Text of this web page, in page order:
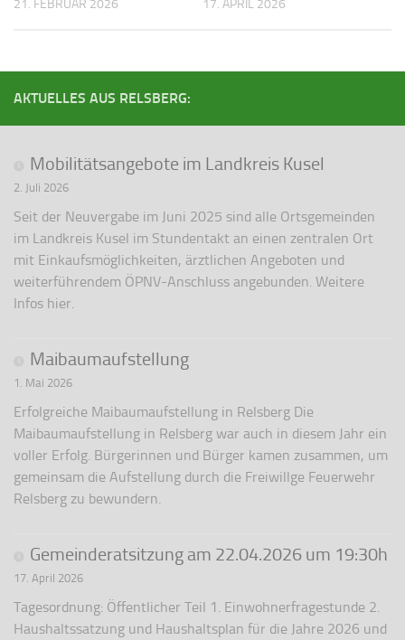
21. FEBRUAR 2026 17. APRIL 2026
AKTUELLES AUS RELSBERG:
Mobilitätsangebote im Landkreis Kusel
2. Juli 2026
Seit der Neuvergabe im Juni 2025 sind alle Ortsgemeinden
im Landkreis Kusel im Stundentakt an einen zentralen Ort
mit Einkaufsmöglichkeiten, ärztlichen Angeboten und
weiterführendem ÖPNV-Anschluss angebunden. Weitere
Infos hier.
Maibaumaufstellung
1. Mai 2026
Erfolgreiche Maibaumaufstellung in Relsberg Die
Maibaumaufstellung in Relsberg war auch in diesem Jahr ein
voller Erfolg. Bürgerinnen und Bürger kamen zusammen, um
gemeinsam die Aufstellung durch die Freiwillge Feuerwehr
Relsberg zu bewundern.
Gemeinderatsitzung am 22.04.2026 um 19:30h
17. April 2026
Tagesordnung: Öffentlicher Teil 1. Einwohnerfragestunde 2.
Haushaltssatzung und Haushaltsplan für die Jahre 2026 und